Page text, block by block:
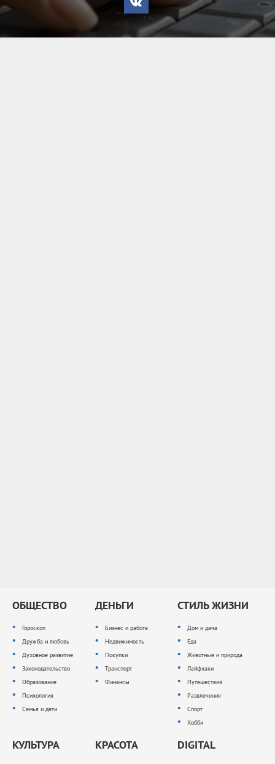
ОБЩЕСТВО
Гороскоп
Дружба и любовь
Духовное развитие
Законодательство
Образование
Психология
Семья и дети
ДЕНЬГИ
Бизнес и работа
Недвижимость
Покупки
Транспорт
Финансы
СТИЛЬ ЖИЗНИ
Дом и дача
Еда
Животные и природа
Лайфхаки
Путешествия
Развлечения
Спорт
Хобби
КУЛЬТУРА КРАСОТА DIGITAL